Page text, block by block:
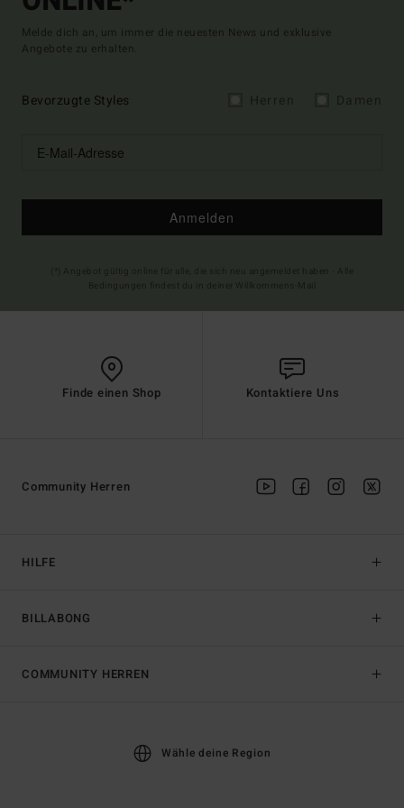
Melde dich an, um immer die neuesten News und exklusive
Angebote zu erhalten.
Bevorzugte Styles
Anmelden
Finde einen Shop Kontaktiere Uns
HILFE
BILLABONG
Community Herren
COMMUNITY HERREN
Wähle deine Region